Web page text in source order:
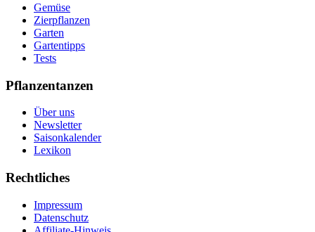
Gemüse
Zierpflanzen
Garten
Gartentipps
Tests
Pflanzentanzen
Über uns
Newsletter
Saisonkalender
Lexikon
Rechtliches
Impressum
Datenschutz